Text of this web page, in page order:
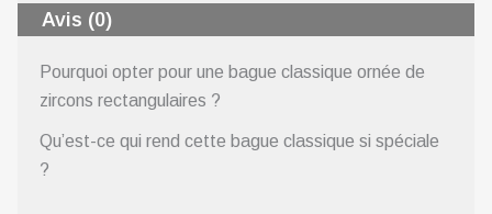
Avis (0)
Pourquoi opter pour une bague classique ornée de
zircons rectangulaires ?
Qu’est-ce qui rend cette bague classique si spéciale
?